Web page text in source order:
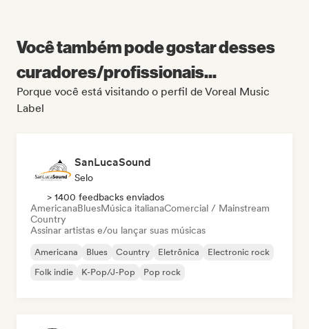
Você também pode gostar desses
curadores/profissionais...
Porque você está visitando o perfil de Voreal Music
Label
SanLucaSound
Selo
> 1400 feedbacks enviados
AmericanaBluesMúsica italianaComercial / Mainstream
Country
Assinar artistas e/ou lançar suas músicas
Americana Blues Country Eletrônica
Electronic rock
Folk indie
K-Pop/J-Pop Pop rock